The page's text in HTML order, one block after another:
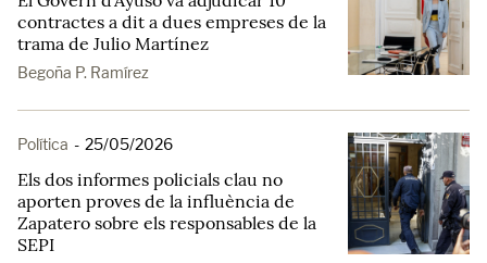
contractes a dit a dues empreses de la
trama de Julio Martínez
Begoña P. Ramírez
Política - 25/05/2026
Els dos informes policials clau no
aporten proves de la influència de
Zapatero sobre els responsables de la
SEPI